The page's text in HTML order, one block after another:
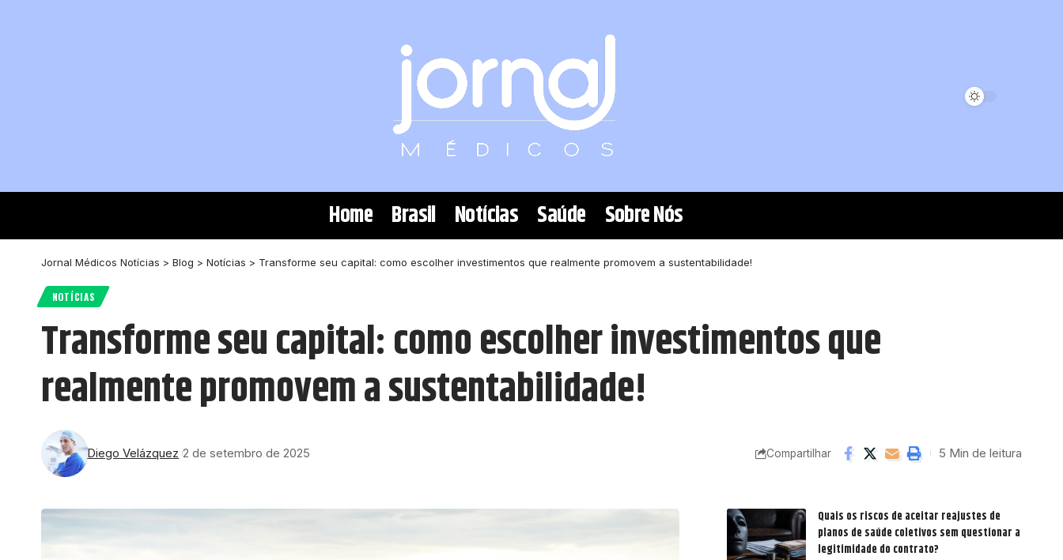
Home Brasil Notícias Saúde Sobre Nós
Jornal Médicos Notícias > Blog > Notícias > Transforme seu capital: como escolher investimentos que realmente promovem a sustentabilidade!
NOTÍCIAS
Transforme seu capital: como escolher investimentos que
realmente promovem a sustentabilidade!
Diego Velázquez 2 de setembro de 2025 Compartilhar 5 Min de leitura
Quais os riscos de aceitar reajustes de
planos de saúde coletivos sem questionar a
legitimidade do contrato?